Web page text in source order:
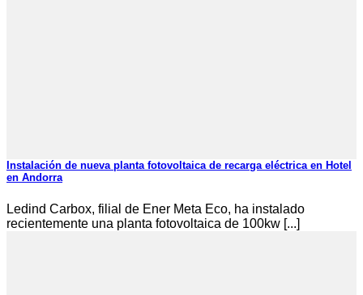
Instalación de nueva planta fotovoltaica de recarga eléctrica en Hotel
en Andorra
Ledind Carbox, filial de Ener Meta Eco, ha instalado
recientemente una planta fotovoltaica de 100kw [...]